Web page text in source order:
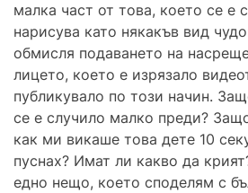
малка част от това, което се е
нарисува като някакъв вид
обмисля подаването на
лицето, което е изрязало
публикувало по този начин.
се е случило малко преди?
как ми викаше това дете 10
пуснах? Имат ли какво да
едно нещо, което споделям с